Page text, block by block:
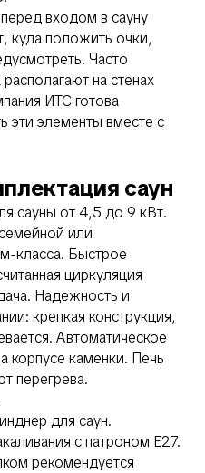
входом в сауну
куда положить очки,
Часто
на стенах
ИТС готова
эти элементы вместе с
саун
сауны от 4,5 до 9 кВт.
или
класса. Быстрое
циркуляция
Надежность и
крепкая конструкция,
Автоматическое
корпусе каменки. Печь
перегрева.
для саун.
с патроном Е27.
рекомендуется